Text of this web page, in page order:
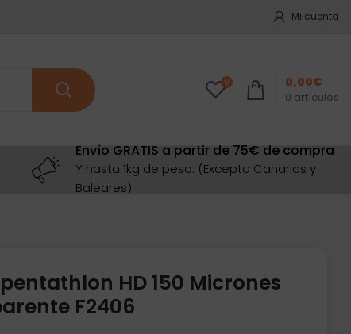
Mi cuenta
0
0 artículos
0,00€
Envío GRATIS a partir de 75€ de compra
Y hasta 1kg de peso. (Excepto Canarias y
Baleares)
HD 150 Micrones
F2406